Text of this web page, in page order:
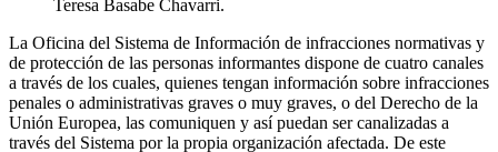
Teresa Basabe Chavarri.
La Oficina del Sistema de Información de infracciones normativas y
de protección de las personas informantes dispone de cuatro canales
a través de los cuales, quienes tengan información sobre infracciones
penales o administrativas graves o muy graves, o del Derecho de la
Unión Europea, las comuniquen y así puedan ser canalizadas a
través del Sistema por la propia organización afectada. De este